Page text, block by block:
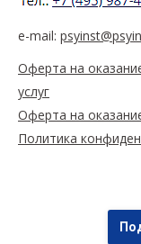
e-mail:
Оферта на
услуг
Оферта на
Политика